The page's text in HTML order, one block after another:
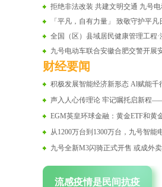
拒绝非法改装 共建文明交通 九号
「平凡，自有力量」 致敬守护平
全国（区）县域居民健康管理工程
九号电动车联合安徽合肥交警开展
财经要闻
积极发展智能经济新形态 Al赋能千
声入人心传理论 牢记嘱托启新程
EGM英皇环球金融：黄金ETF和黄
从1200万台到1300万台，九号智
九号全新M3闪骑正式开售 或成外
流感疫情是民间抗疫